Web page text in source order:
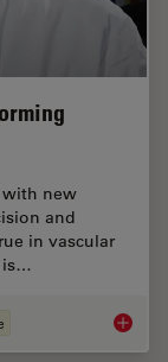
with new
and
in vascular
is…
How